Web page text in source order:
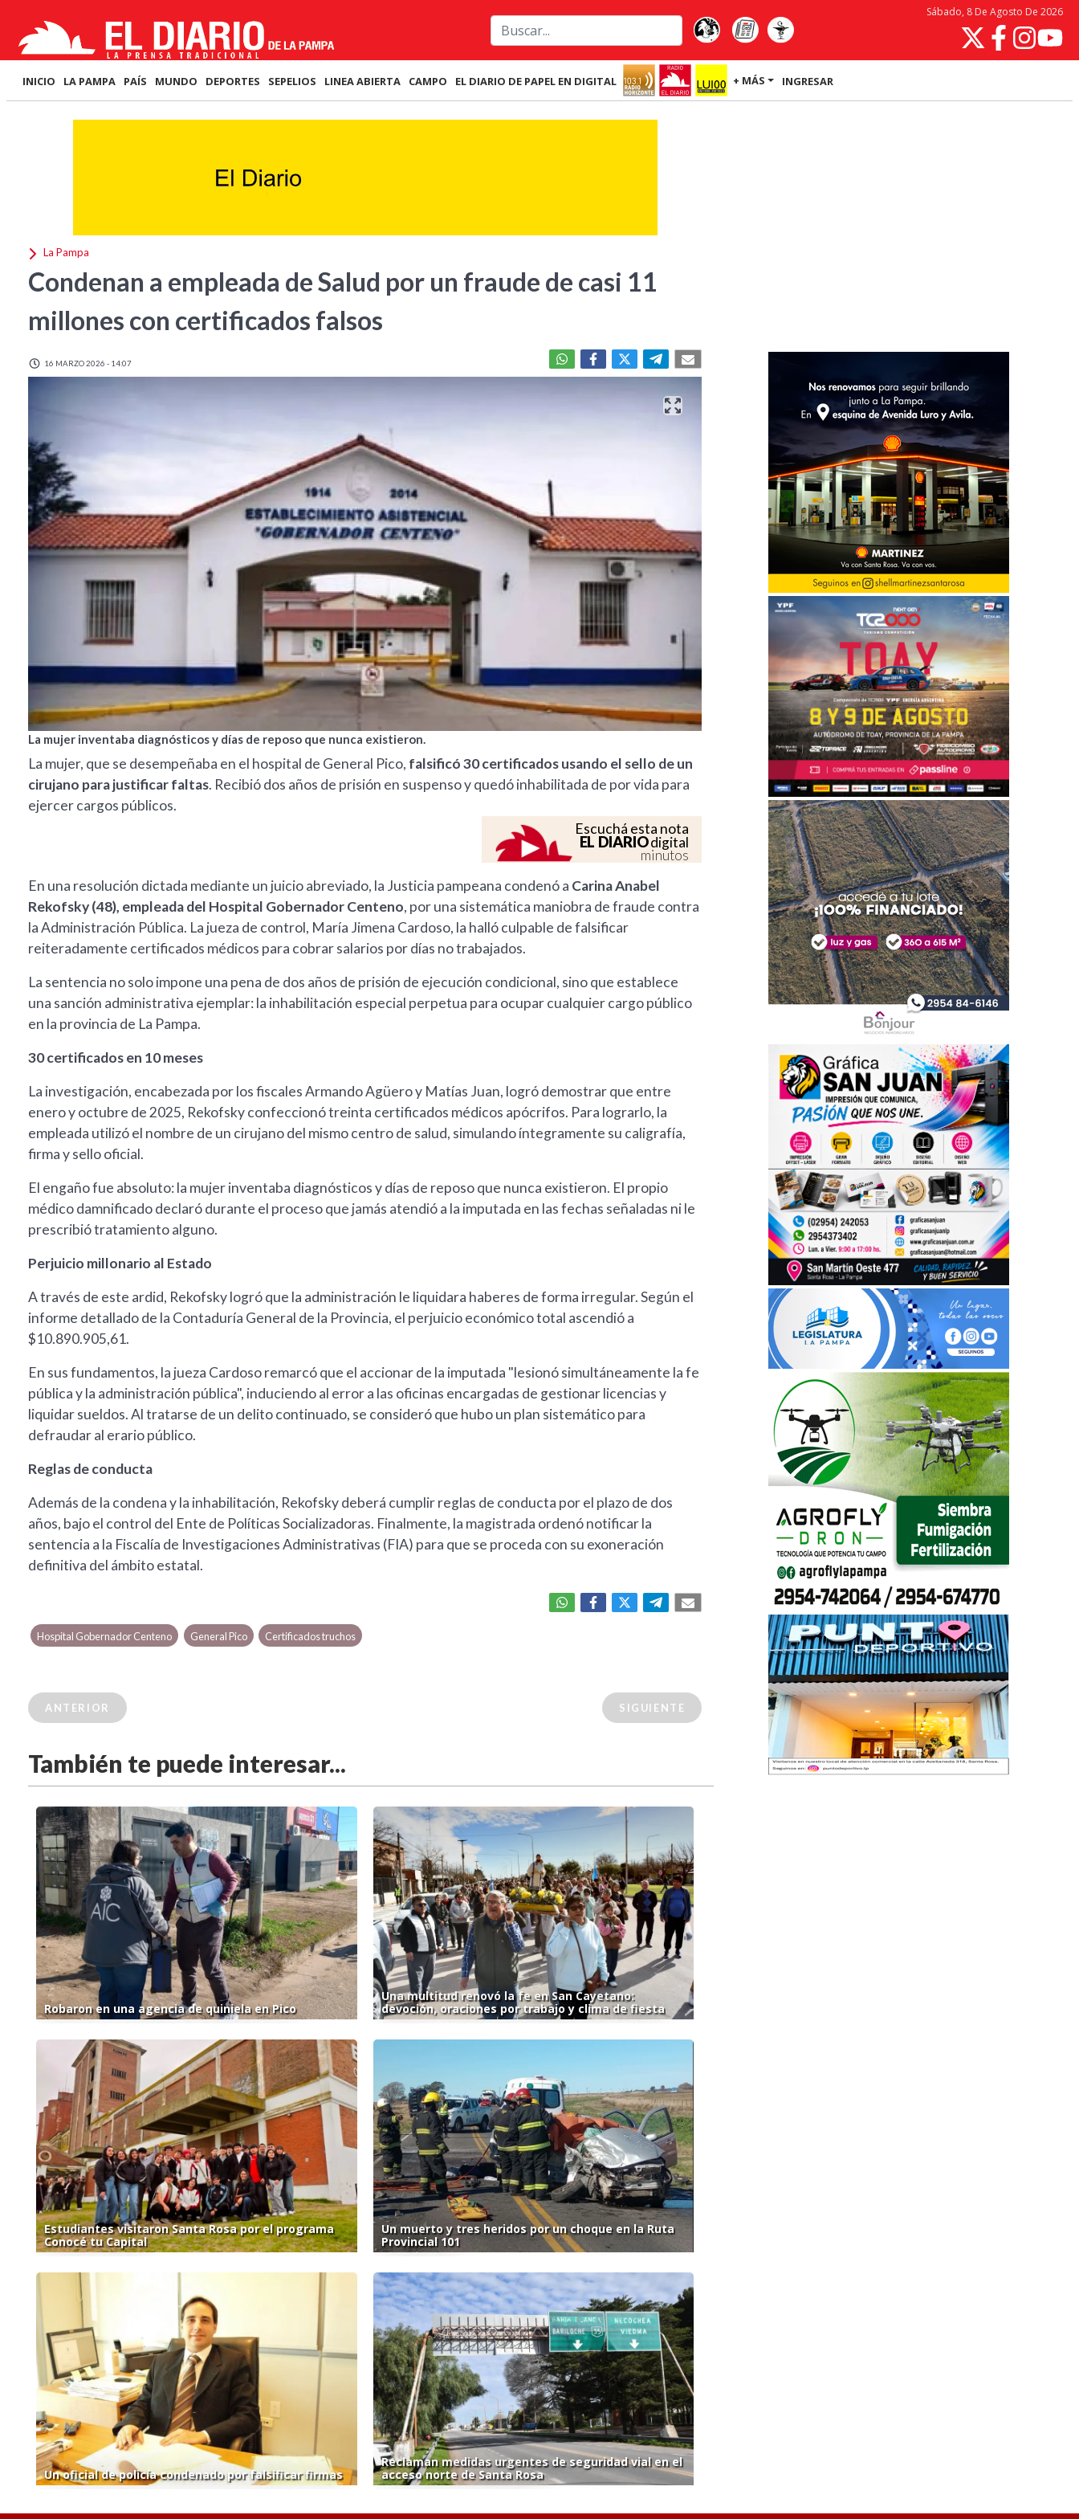
Sábado, 8 De Agosto De 2026
INICIO LA PAMPA PAÍS MUNDO DEPORTES SEPELIOS LINEA ABIERTA CAMPO EL DIARIO DE PAPEL EN DIGITAL + MÁS INGRESAR
La Pampa
Condenan a empleada de Salud por un fraude de casi 11
millones con certificados falsos
16 MARZO 2026 - 14:07
La mujer inventaba diagnósticos y días de reposo que nunca existieron.
La mujer, que se desempeñaba en el hospital de General Pico, falsificó 30 certificados usando el sello de un
cirujano para justificar faltas. Recibió dos años de prisión en suspenso y quedó inhabilitada de por vida para
ejercer cargos públicos.
Escuchá esta nota
EL DIARIOdigital
minutos
En una resolución dictada mediante un juicio abreviado, la Justicia pampeana condenó a Carina Anabel
Rekofsky (48), empleada del Hospital Gobernador Centeno, por una sistemática maniobra de fraude contra
la Administración Pública. La jueza de control, María Jimena Cardoso, la halló culpable de falsificar
reiteradamente certificados médicos para cobrar salarios por días no trabajados.
La sentencia no solo impone una pena de dos años de prisión de ejecución condicional, sino que establece
una sanción administrativa ejemplar: la inhabilitación especial perpetua para ocupar cualquier cargo público
en la provincia de La Pampa.
30 certificados en 10 meses
La investigación, encabezada por los fiscales Armando Agüero y Matías Juan, logró demostrar que entre
enero y octubre de 2025, Rekofsky confeccionó treinta certificados médicos apócrifos. Para lograrlo, la
empleada utilizó el nombre de un cirujano del mismo centro de salud, simulando íntegramente su caligrafía,
firma y sello oficial.
El engaño fue absoluto: la mujer inventaba diagnósticos y días de reposo que nunca existieron. El propio
médico damnificado declaró durante el proceso que jamás atendió a la imputada en las fechas señaladas ni le
prescribió tratamiento alguno.
Perjuicio millonario al Estado
A través de este ardid, Rekofsky logró que la administración le liquidara haberes de forma irregular. Según el
informe detallado de la Contaduría General de la Provincia, el perjuicio económico total ascendió a
$10.890.905,61.
En sus fundamentos, la jueza Cardoso remarcó que el accionar de la imputada "lesionó simultáneamente la fe
pública y la administración pública", induciendo al error a las oficinas encargadas de gestionar licencias y
liquidar sueldos. Al tratarse de un delito continuado, se consideró que hubo un plan sistemático para
defraudar al erario público.
Reglas de conducta
Además de la condena y la inhabilitación, Rekofsky deberá cumplir reglas de conducta por el plazo de dos
años, bajo el control del Ente de Políticas Socializadoras. Finalmente, la magistrada ordenó notificar la
sentencia a la Fiscalía de Investigaciones Administrativas (FIA) para que se proceda con su exoneración
definitiva del ámbito estatal.
Hospital Gobernador Centeno General Pico Certificados truchos
ANTERIOR SIGUIENTE
También te puede interesar...
Robaron en una agencia de quiniela en Pico
Una multitud renovó la fe en San Cayetano:
devoción, oraciones por trabajo y clima de fiesta
Estudiantes visitaron Santa Rosa por el programa
Conocé tu Capital
Un muerto y tres heridos por un choque en la Ruta
Provincial 101
Un oficial de policía condenado por falsificar firmas
Reclaman medidas urgentes de seguridad vial en el
acceso norte de Santa Rosa